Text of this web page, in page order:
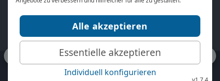
Mediadaten
bibeltv.de: Impressum
Datenschutz
Nutzungsbedingungen
Fakten Bibel TV App